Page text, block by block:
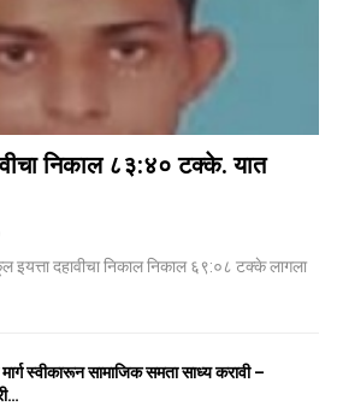
निकाल ८३:४० टक्के. यात
इयत्ता दहावीचा निकाल निकाल ६९:०८ टक्के लागला
मार्ग स्वीकारून सामाजिक समता साध्य करावी –